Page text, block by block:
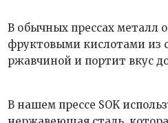
В обычных прессах металл
фруктовыми кислотами из
ржавчиной и портит вкус
В нашем прессе SOK